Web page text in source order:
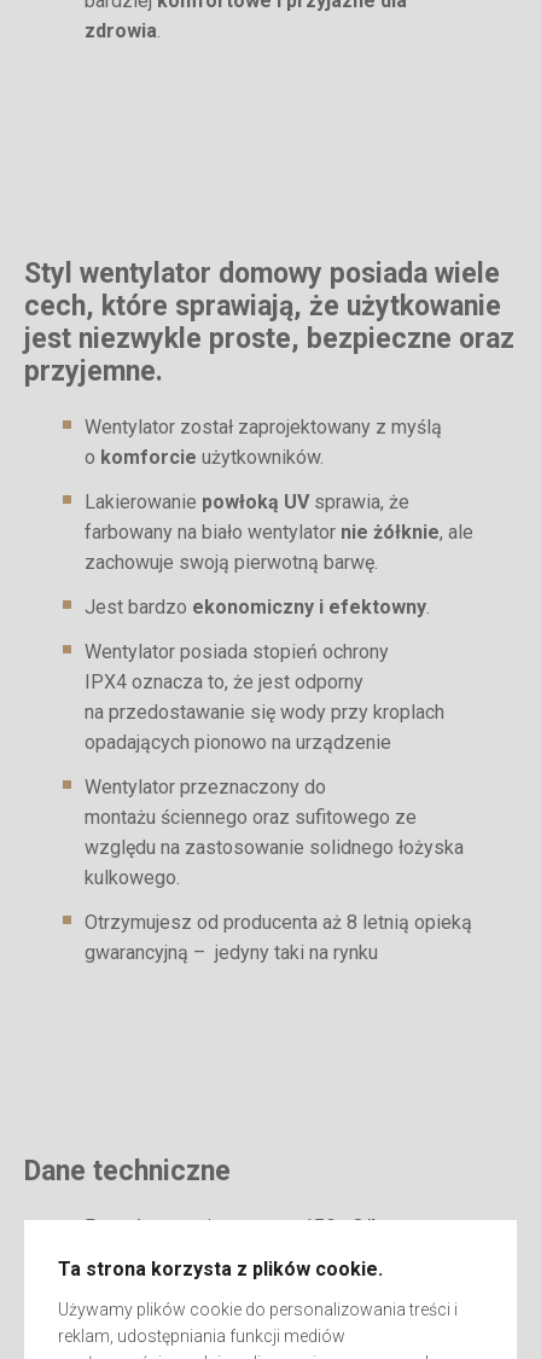
zdrowia.
Styl wentylator domowy posiada wiele
cech, które sprawiają, że użytkowanie
jest niezwykle proste, bezpieczne oraz
przyjemne.
Wentylator został zaprojektowany z myślą
o komforcie użytkowników.
Lakierowanie powłoką UVsprawia, że
farbowany na biało wentylator nie żółknie, ale
zachowuje swoją pierwotną barwę.
Jest bardzo ekonomiczny i efektowny.
Wentylator posiada stopień ochrony
IPX4 oznacza to, że jest odporny
na przedostawanie się wody przy kroplach
opadających pionowo na urządzenie
Wentylator przeznaczony do
montażu ściennego oraz sufitowego ze
względu na zastosowanie solidnego łożyska
kulkowego.
Otrzymujesz od producenta aż 8 letnią opieką
gwarancyjną – jedyny taki na rynku
Dane techniczne
Przepływ powietrza max:150m3/h
Pobór mocy:17W
Ciśnienie statyczne:49Pa
Ta strona korzysta z plików cookie.
Używamy plików cookie do personalizowania treści i
reklam, udostępniania funkcji mediów